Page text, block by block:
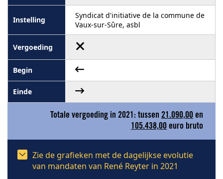
Syndicat d'initiative de la commune de
Vaux-sur-Sûre, asbl
Totale vergoeding in 2021: tussen 21.090,00 en
105.438,00 euro bruto
Zie de grafieken met de dagelijkse evolutie
van mandaten van René Reyter in 2021